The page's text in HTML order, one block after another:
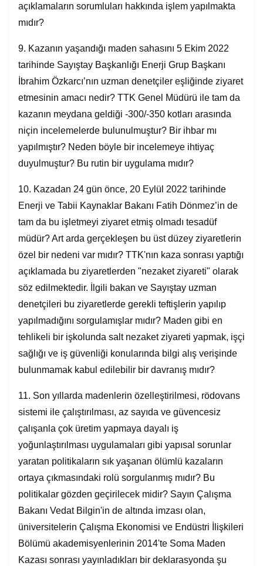
açıklamaların sorumluları hakkında işlem yapılmakta
mıdır?
9. Kazanın yaşandığı maden sahasını 5 Ekim 2022
tarihinde Sayıştay Başkanlığı Enerji Grup Başkanı
İbrahim Özkarcı’nın uzman denetçiler eşliğinde ziyaret
etmesinin amacı nedir? TTK Genel Müdürü ile tam da
kazanın meydana geldiği -300/-350 kotları arasında
niçin incelemelerde bulunulmuştur? Bir ihbar mı
yapılmıştır? Neden böyle bir incelemeye ihtiyaç
duyulmuştur? Bu rutin bir uygulama mıdır?
10. Kazadan 24 gün önce, 20 Eylül 2022 tarihinde
Enerji ve Tabii Kaynaklar Bakanı Fatih Dönmez’in de
tam da bu işletmeyi ziyaret etmiş olmadı tesadüf
müdür? Art arda gerçekleşen bu üst düzey ziyaretlerin
özel bir nedeni var mıdır? TTK'nın kaza sonrası yaptığı
açıklamada bu ziyaretlerden "nezaket ziyareti" olarak
söz edilmektedir. İlgili bakan ve Sayıştay uzman
denetçileri bu ziyaretlerde gerekli teftişlerin yapılıp
yapılmadığını sorgulamışlar mıdır? Maden gibi en
tehlikeli bir işkolunda salt nezaket ziyareti yapmak, işçi
sağlığı ve iş güvenliği konularında bilgi alış verişinde
bulunmamak kabul edilebilir bir davranış mıdır?
11. Son yıllarda madenlerin özelleştirilmesi, rödovans
sistemi ile çalıştırılması, az sayıda ve güvencesiz
çalışanla çok üretim yapmaya dayalı iş
yoğunlaştırılması uygulamaları gibi yapısal sorunlar
yaratan politikaların sık yaşanan ölümlü kazaların
ortaya çıkmasındaki rolü sorgulanmış mıdır? Bu
politikalar gözden geçirilecek midir? Sayın Çalışma
Bakanı Vedat Bilgin'in de altında imzası olan,
üniversitelerin Çalışma Ekonomisi ve Endüstri İlişkileri
Bölümü akademisyenlerinin 2014'te Soma Maden
Kazası sonrası yayınladıkları bir deklarasyonda şu